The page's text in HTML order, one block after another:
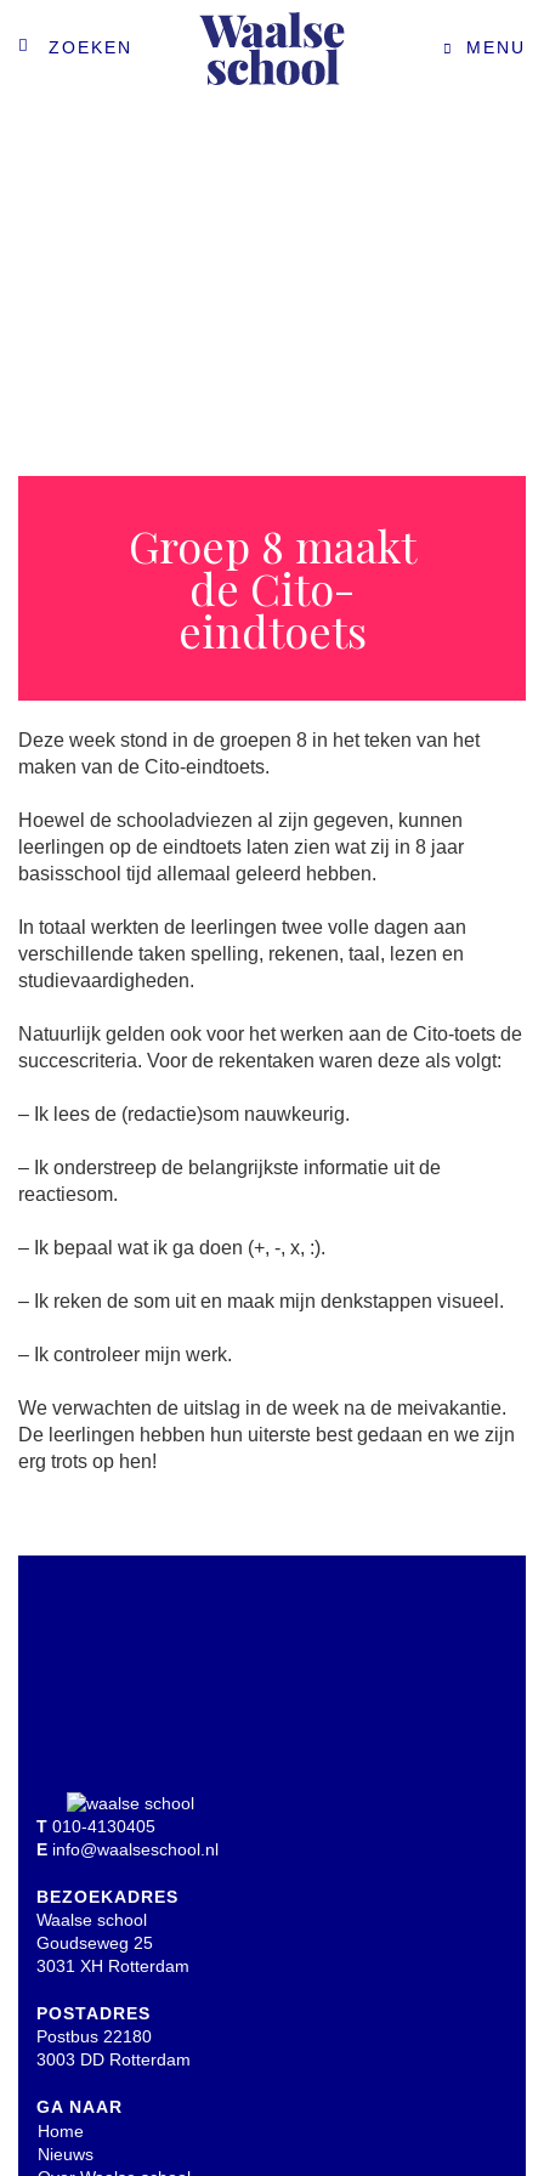
ZOEKEN MENU
Groep 8 maakt
de Cito-
eindtoets
Deze week stond in de groepen 8 in het teken van het
maken van de Cito-eindtoets.
Hoewel de schooladviezen al zijn gegeven, kunnen
leerlingen op de eindtoets laten zien wat zij in 8 jaar
basisschool tijd allemaal geleerd hebben.
In totaal werkten de leerlingen twee volle dagen aan
verschillende taken spelling, rekenen, taal, lezen en
studievaardigheden.
Natuurlijk gelden ook voor het werken aan de Cito-toets de
succescriteria. Voor de rekentaken waren deze als volgt:
– Ik lees de (redactie)som nauwkeurig.
– Ik onderstreep de belangrijkste informatie uit de
reactiesom.
– Ik bepaal wat ik ga doen (+, -, x, :).
– Ik reken de som uit en maak mijn denkstappen visueel.
– Ik controleer mijn werk.
We verwachten de uitslag in de week na de meivakantie.
De leerlingen hebben hun uiterste best gedaan en we zijn
erg trots op hen!
T 010-4130405
E info@waalseschool.nl
BEZOEKADRES
Waalse school
Goudseweg 25
3031 XH Rotterdam
POSTADRES
Postbus 22180
3003 DD Rotterdam
GA NAAR
Home
Nieuws